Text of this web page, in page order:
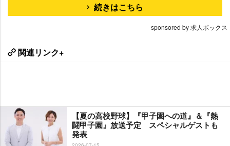
続きはこちら
sponsored by 求人ボックス
関連リンク+
【夏の高校野球】『甲子園への道』＆『熱
闘甲子園』放送予定 スペシャルゲストも
発表